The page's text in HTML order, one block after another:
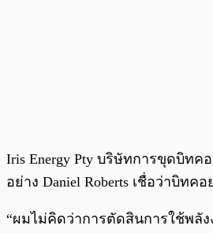
Iris Energy Pty บริษัทการขุดบิท
อย่าง Daniel Roberts เชื่อว่าบิ
“ผมไม่คิดว่าการตัดสินการใช้พลั